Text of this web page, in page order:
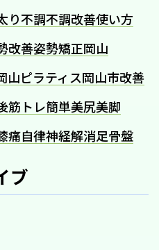
り不調不調改善使い方
改善姿勢矯正岡山
山ピラティス岡山市改善
筋トレ簡単美尻美脚
痛自律神経解消足骨盤
ブ